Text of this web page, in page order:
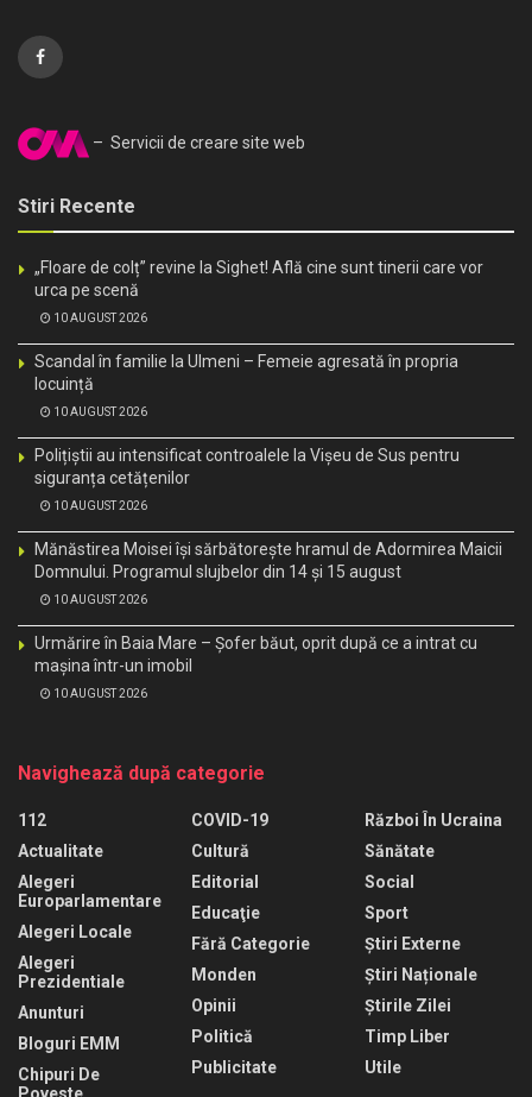
– Servicii de creare site web
Stiri Recente
„Floare de colț” revine la Sighet! Află cine sunt tinerii care vor
urca pe scenă
10 AUGUST 2026
Scandal în familie la Ulmeni – Femeie agresată în propria
locuință
10 AUGUST 2026
Polițiștii au intensificat controalele la Vișeu de Sus pentru
siguranța cetățenilor
10 AUGUST 2026
Mănăstirea Moisei își sărbătorește hramul de Adormirea Maicii
Domnului. Programul slujbelor din 14 și 15 august
10 AUGUST 2026
Urmărire în Baia Mare – Șofer băut, oprit după ce a intrat cu
mașina într-un imobil
10 AUGUST 2026
Navighează după categorie
112
Actualitate
Alegeri
Europarlamentare
Alegeri Locale
Alegeri
Prezidentiale
Anunturi
Bloguri EMM
Chipuri De
COVID-19
Cultură
Editorial
Educaţie
Fără Categorie
Monden
Opinii
Politică
Publicitate
Război În Ucraina
Sănătate
Social
Sport
Știri Externe
Știri Naționale
Știrile Zilei
Timp Liber
Utile